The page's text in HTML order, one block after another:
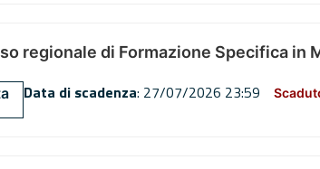
regionale di Formazione Specifica
Data di scadenza: 27/07/2026 23:59